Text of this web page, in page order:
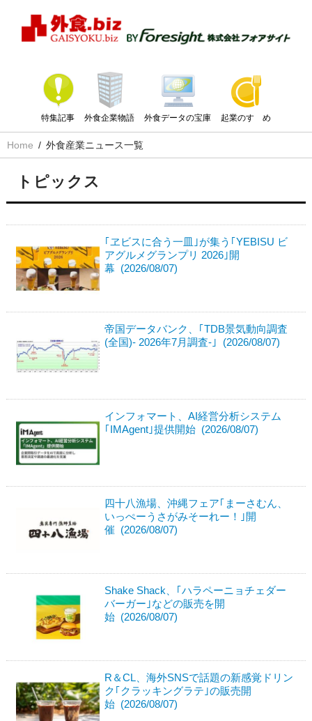
特集記事 外食企業物語 外食データの宝庫 起業のすゝめ
Home 外食産業ニュース一覧
トピックス
｢ヱビスに合う一皿｣が集う｢YEBISU ビ
アグルメグランプリ 2026｣開
幕 (2026/08/07)
帝国データバンク、｢TDB景気動向調査
(全国)- 2026年7月調査-｣ (2026/08/07)
インフォマート、AI経営分析システム
｢IMAgent｣提供開始 (2026/08/07)
四十八漁場、沖縄フェア｢まーさむん、
いっぺーうさがみそーれー！｣開
催 (2026/08/07)
Shake Shack、｢ハラペーニョチェダー
バーガー｣などの販売を開
始 (2026/08/07)
R＆CL、海外SNSで話題の新感覚ドリン
ク｢クラッキングラテ｣の販売開
始 (2026/08/07)